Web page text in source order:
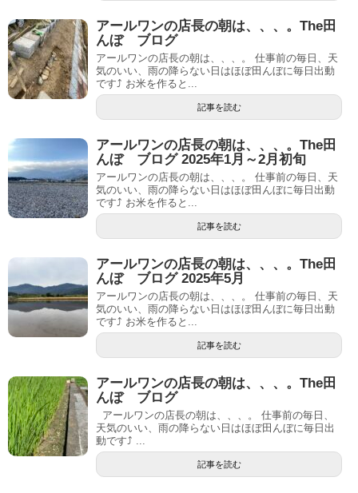
アールワンの店長の朝は、、、。The田
んぼ ブログ
アールワンの店長の朝は、、、。 仕事前の毎日、天
気のいい、雨の降らない日はほぼ田んぼに毎日出動
です⤴ お米を作ると...
記事を読む
アールワンの店長の朝は、、、。The田
んぼ ブログ 2025年1月～2月初旬
アールワンの店長の朝は、、、。 仕事前の毎日、天
気のいい、雨の降らない日はほぼ田んぼに毎日出動
です⤴ お米を作ると...
記事を読む
アールワンの店長の朝は、、、。The田
んぼ ブログ 2025年5月
アールワンの店長の朝は、、、。 仕事前の毎日、天
気のいい、雨の降らない日はほぼ田んぼに毎日出動
です⤴ お米を作ると...
記事を読む
アールワンの店長の朝は、、、。The田
んぼ ブログ
アールワンの店長の朝は、、、。 仕事前の毎日、
天気のいい、雨の降らない日はほぼ田んぼに毎日出
動です⤴ ...
記事を読む